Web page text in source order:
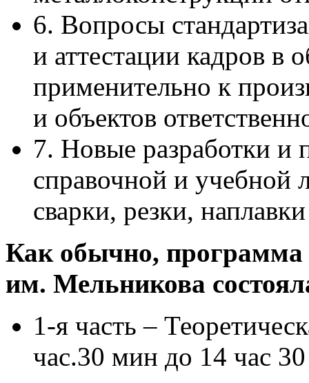
6. Вопросы
и аттестации кадров в
применительно к
и объектов
7. Новые разработки и
справочной и учебной
сварки, резки,
Как обычно,
им. Мельникова
1-я часть –
час.30 мин до 14 час